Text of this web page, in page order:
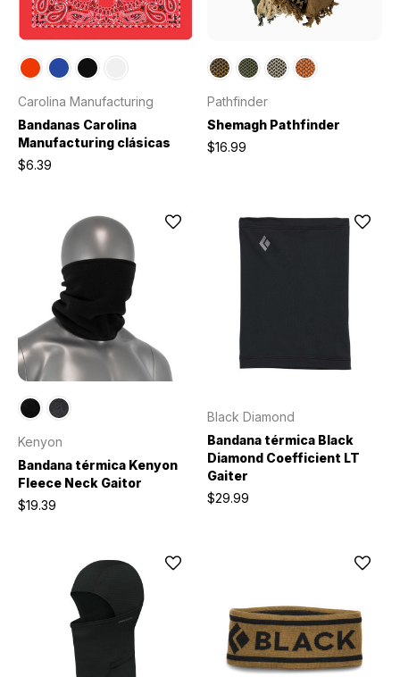
Carolina Manufacturing
Bandanas Carolina
Manufacturing clásicas
$6.39
Pathfinder
Shemagh Pathfinder
$16.99
Kenyon
Bandana térmica Kenyon
Fleece Neck Gaitor
$19.39
Black Diamond
Bandana térmica Black
Diamond Coefficient LT
Gaiter
$29.99